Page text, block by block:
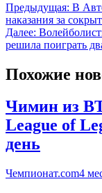
Предыдущая: В
наказания за
Далее:
решила поиграть
Похожие
Чимин из
League of
день
Чемпионат.com4